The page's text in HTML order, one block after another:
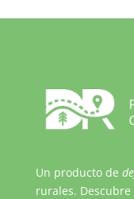
Un producto de
rurales.